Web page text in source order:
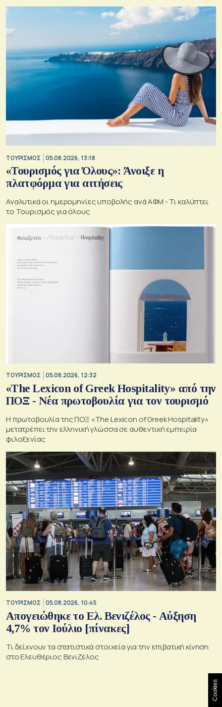
ΤΟΥΡΙΣΜΟΣ 05.08.2026, 13:18
«Τουρισμός για Όλους»: Άνοιξε η
πλατφόρμα για αιτήσεις
Αναλυτικά οι ημερομηνίες υποβολής ανά ΑΦΜ - Τι καλύπτει
το Τουρισμός για όλους
ΤΟΥΡΙΣΜΟΣ 05.08.2026, 12:32
«The Lexicon of Greek Hospitality» από την
ΠΟΞ - Νέα πρωτοβουλία για τον τουρισμό
Η πρωτοβουλία της ΠΟΞ «The Lexicon of Greek Hospitality»
μετατρέπει την ελληνική γλώσσα σε αυθεντική εμπειρία
φιλοξενίας
ΤΟΥΡΙΣΜΟΣ 05.08.2026, 10:45
Απογειώθηκε το Ελ. Βενιζέλος - Αύξηση
4,7% τον Ιούλιο [πίνακες]
Τι δείχνουν τα στατιστικά στοιχεία για την επιβατική κίνηση
στο Ελευθέριος Βενιζέλος
Cookies